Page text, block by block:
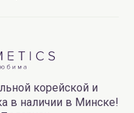
корейской и
в наличии в Минске!